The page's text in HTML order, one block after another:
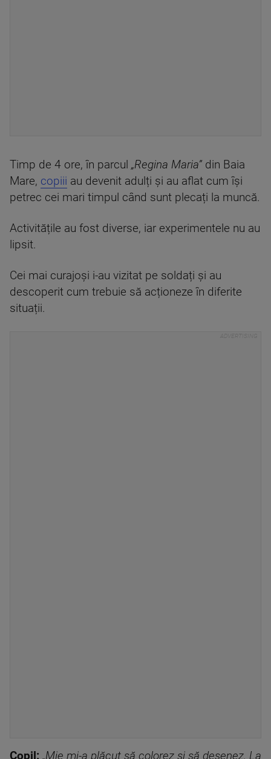
Timp de 4 ore, în parcul „Regina Maria” din Baia
Mare, copiii au devenit adulți și au aflat cum își
petrec cei mari timpul când sunt plecați la muncă.
Activitățile au fost diverse, iar experimentele nu au
lipsit.
Cei mai curajoși i-au vizitat pe soldați și au
descoperit cum trebuie să acționeze în diferite
situații.
Copil: „Mie mi-a plăcut să colorez și să desenez. La